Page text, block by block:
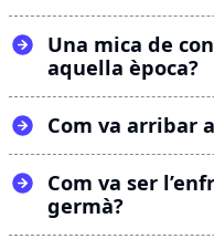
Una mica de
aquella època?
Com va arribar
Com va ser
germà?